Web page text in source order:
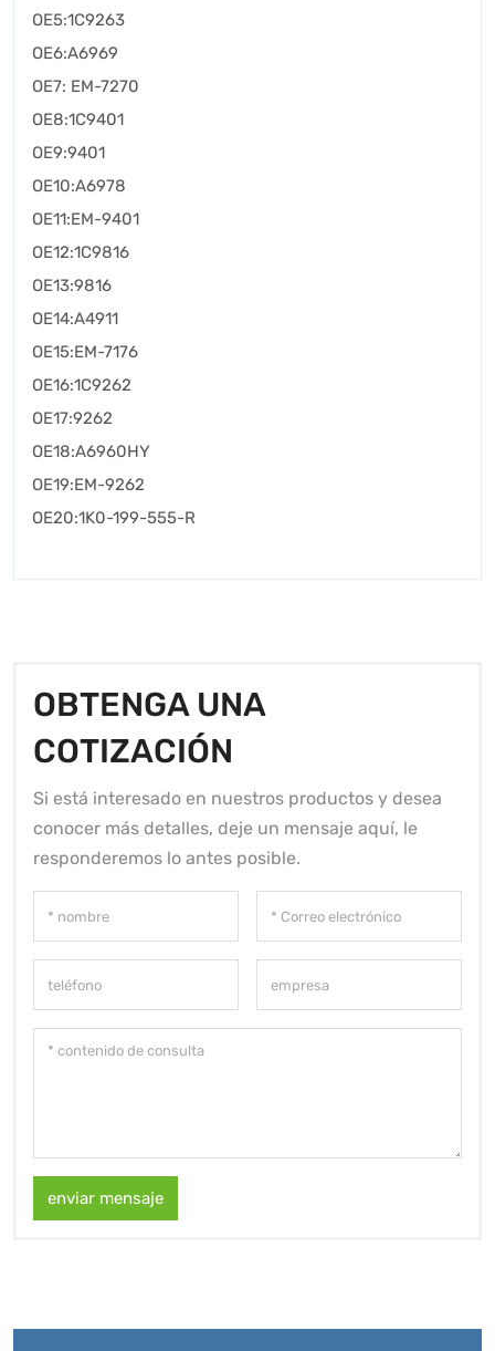
OE5:1C9263
OE6:A6969
OE7: EM-7270
OE8:1C9401
OE9:9401
OE10:A6978
OE11:EM-9401
OE12:1C9816
OE13:9816
OE14:A4911
OE15:EM-7176
OE16:1C9262
OE17:9262
OE18:A6960HY
OE19:EM-9262
OE20:1K0-199-555-R
OBTENGA UNA
COTIZACIÓN
Si está interesado en nuestros productos y desea
conocer más detalles, deje un mensaje aquí, le
responderemos lo antes posible.
enviar mensaje